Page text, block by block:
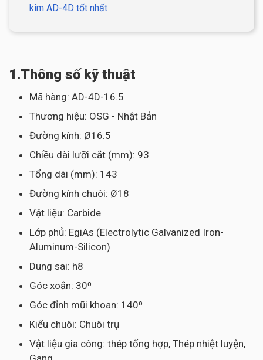
kim AD-4D tốt nhất
1.Thông số kỹ thuật
Mã hàng: AD-4D-16.5
Thương hiệu: OSG - Nhật Bản
Đường kính: Ø16.5
Chiều dài lưỡi cắt (mm): 93
Tổng dài (mm): 143
Đường kính chuôi: Ø18
Vật liệu: Carbide
Lớp phủ: EgiAs (Electrolytic Galvanized Iron-
Aluminum-Silicon)
Dung sai: h8
Góc xoắn: 30⁰
Góc đỉnh mũi khoan: 140⁰
Kiểu chuôi: Chuôi trụ
Vật liệu gia công: thép tổng hợp, Thép nhiệt luyện,